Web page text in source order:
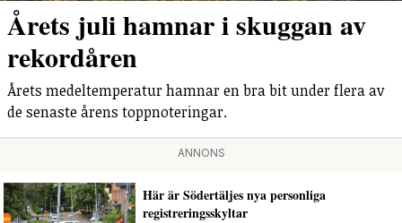
Årets juli hamnar i skuggan av
rekordåren
Årets medeltemperatur hamnar en bra bit under flera av
de senaste årens toppnoteringar.
ANNONS
Här är Södertäljes nya personliga
registreringsskyltar